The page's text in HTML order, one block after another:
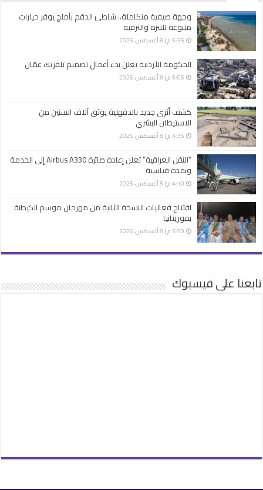
وجهة صيفية متكاملة.. شاطئ الدقم بأملج يوفر خيارات
متنوعة للتنزه والترفيه
5:35 م | 8 أغسطس، 2026
الحكومة الأردنية تعلن بدء أعمال تصميم تلفريك عمّان
5:05 م | 8 أغسطس، 2026
كشف أثري جديد بالدقهلية يوثق آلاف السنين من
الاستيطان البشري
4:35 م | 8 أغسطس، 2026
“النقل العراقية” تعلن إعادة طائرة Airbus A330 إلى الخدمة
وبمدة قياسية
4:10 م | 8 أغسطس، 2026
افتتاح فعاليات النسخة الثانية من مهرجان موسم الكيطنة
بموريتانيا
3:50 م | 8 أغسطس، 2026
تابعنا على فيسبوك